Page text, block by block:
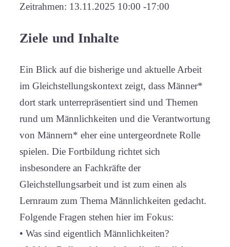
Zeitrahmen: 13.11.2025 10:00 -17:00
Ziele und Inhalte
Ein Blick auf die bisherige und aktuelle Arbeit
im Gleichstellungskontext zeigt, dass Männer*
dort stark unterrepräsentiert sind und Themen
rund um Männlichkeiten und die Verantwortung
von Männern* eher eine untergeordnete Rolle
spielen. Die Fortbildung richtet sich
insbesondere an Fachkräfte der
Gleichstellungsarbeit und ist zum einen als
Lernraum zum Thema Männlichkeiten gedacht.
Folgende Fragen stehen hier im Fokus:
• Was sind eigentlich Männlichkeiten?